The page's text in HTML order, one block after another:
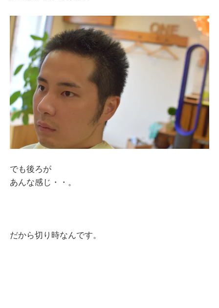
でも後ろが
あんな感じ・・。
だから切り時なんです。